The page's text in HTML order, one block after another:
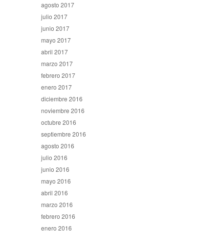
agosto 2017
julio 2017
junio 2017
mayo 2017
abril 2017
marzo 2017
febrero 2017
enero 2017
diciembre 2016
noviembre 2016
octubre 2016
septiembre 2016
agosto 2016
julio 2016
junio 2016
mayo 2016
abril 2016
marzo 2016
febrero 2016
enero 2016